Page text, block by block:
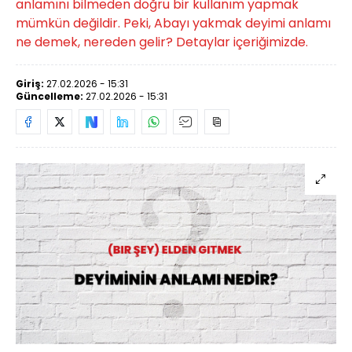
anlamını bilmeden doğru bir kullanım yapmak
mümkün değildir. Peki, Abayı yakmak deyimi anlamı
ne demek, nereden gelir? Detaylar içeriğimizde.
Giriş: 27.02.2026 - 15:31
Güncelleme: 27.02.2026 - 15:31